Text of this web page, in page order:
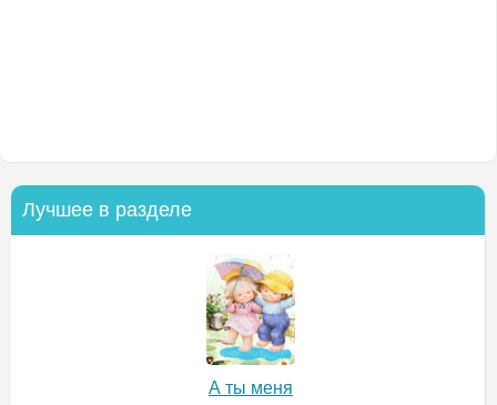
Лучшее в разделе
А ты меня